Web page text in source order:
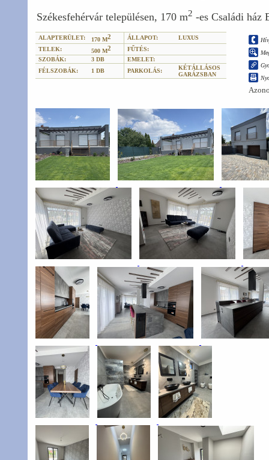
Székesfehérvár településen, 170 m2 -es Családi ház
ALAPTERÜLET: 170 M2 ÁLLAPOT:
LUXUS
TELEK:
500 M2
FŰTÉS:
SZOBÁK:
3 DB
EMELET:
FÉLSZOBÁK:
1 DB PARKOLÁS:
KÉTÁLLÁSOS
GARÁZSBAN